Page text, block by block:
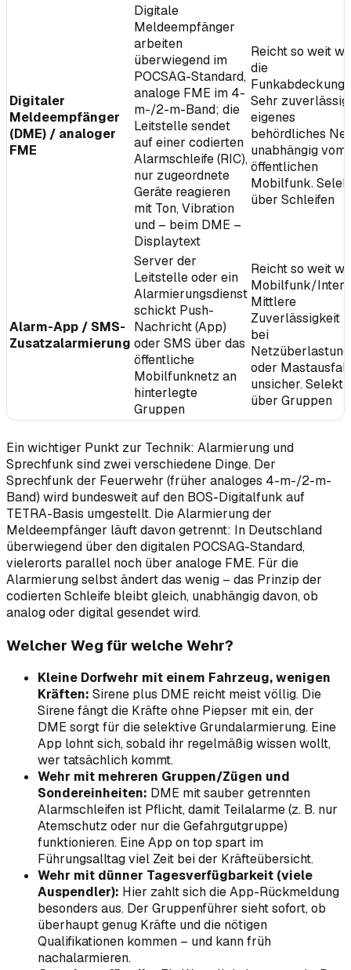
Digitaler
Meldeempfänger
(DME) / analoger
FME
Digitale
Meldeempfänger
arbeiten
überwiegend im
POCSAG-Standard,
analoge FME im 4-
m-/2-m-Band; die
Leitstelle sendet
auf einer codierten
Alarmschleife (RIC),
nur zugeordnete
Geräte reagieren
mit Ton, Vibration
und – beim DME –
Displaytext
Reicht so weit
die
Funkabdeckung.
Sehr zuverlässig,
eigenes
behördliches
unabhängig vom
öffentlichen
Mobilfunk.
über Schleifen
Alarm-App / SMS-
Zusatzalarmierung
Server der
Leitstelle oder ein
Alarmierungsdienst
schickt Push-
Nachricht (App)
oder SMS über das
öffentliche
Mobilfunknetz an
hinterlegte
Gruppen
Reicht so weit
Mobilfunk/
Mittlere
Zuverlässigkeit –
bei
Netzüberlastung
oder Mastausfall
unsicher.
über Gruppen
Ein wichtiger Punkt zur Technik: Alarmierung und
Sprechfunk sind zwei verschiedene Dinge. Der
Sprechfunk der Feuerwehr (früher analoges 4-m-/2-m-
Band) wird bundesweit auf den BOS-Digitalfunk auf
TETRA-Basis umgestellt. DieAlarmierungder
Meldeempfänger läuft davon getrennt: In Deutschland
überwiegend über den digitalen POCSAG-Standard,
vielerorts parallel noch über analoge FME. Für die
Alarmierung selbst ändert das wenig – das Prinzip der
codierten Schleife bleibt gleich, unabhängig davon, ob
analog oder digital gesendet wird.
Welcher Weg für welche Wehr?
Kleine Dorfwehr mit einem Fahrzeug, wenigen
Kräften: Sirene plus DME reicht meist völlig. Die
Sirene fängt die Kräfte ohne Piepser mit ein, der
DME sorgt für die selektive Grundalarmierung. Eine
App lohnt sich, sobald ihr regelmäßig wissen wollt,
wer tatsächlich kommt.
Wehr mit mehreren Gruppen/Zügen und
Sondereinheiten: DME mit sauber getrennten
Alarmschleifen ist Pflicht, damit Teilalarme (z. B. nur
Atemschutz oder nur die Gefahrgutgruppe)
funktionieren. Eine App on top spart im
Führungsalltag viel Zeit bei der Kräfteübersicht.
Wehr mit dünner Tagesverfügbarkeit (viele
Auspendler): Hier zahlt sich die App-Rückmeldung
besonders aus. Der Gruppenführer sieht sofort, ob
überhaupt genug Kräfte und die nötigen
Qualifikationen kommen – und kann früh
nachalarmieren.